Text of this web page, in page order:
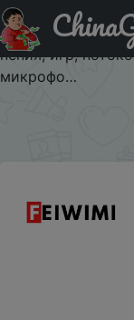
Придбати
микрофоны USB
пения, игр,
микрофо…